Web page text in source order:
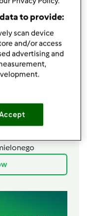
to provide:
scan device
and/or access
advertising and